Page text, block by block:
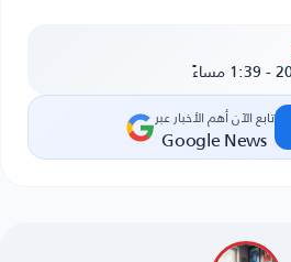
تابع الآن أهم الأخبار عبر
Google News